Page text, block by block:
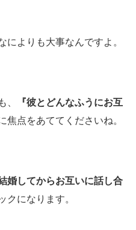
によりも大事なんですよ。
、
『彼とどんなふうにお互
焦点をあててくださいね。
婚してからお互いに話し合
クになります。